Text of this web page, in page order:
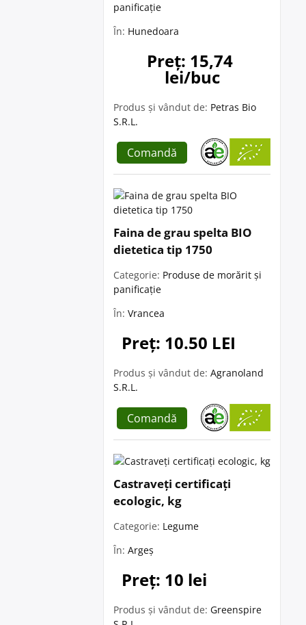
panificație
În: Hunedoara
Preț: 15,74
lei/buc
Produs și vândut de: Petras Bio
S.R.L.
Comandă
Faina de grau spelta BIO
dietetica tip 1750
Categorie: Produse de morărit și
panificație
În: Vrancea
Preț: 10.50 LEI
Produs și vândut de: Agranoland
S.R.L.
Comandă
Castraveți certificați
ecologic, kg
Categorie: Legume
În: Argeș
Preț: 10 lei
Produs și vândut de: Greenspire